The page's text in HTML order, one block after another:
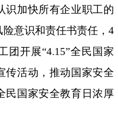
识加快所有企业职工的
意识和责任书责任，4
团开展“4.15”全民国家
传活动，推动国家安全
民国家安全教育日浓厚